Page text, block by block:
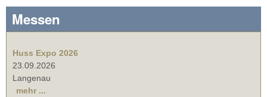
Messen
Huss Expo 2026
23.09.2026
Langenau
mehr ...